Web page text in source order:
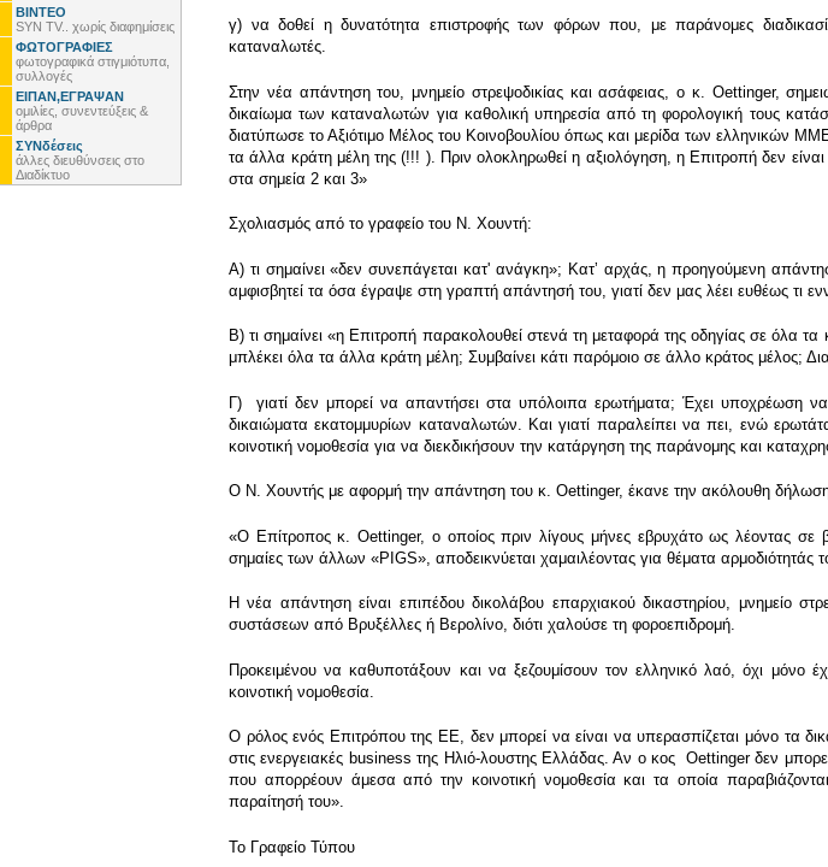
ΒΙΝΤΕΟ
SYN TV.. χωρίς διαφημίσεις
ΦΩΤΟΓΡΑΦΙΕΣ
φωτογραφικά στιγμιότυπα,
συλλογές
ΕΙΠΑΝ,ΕΓΡΑΨΑΝ
ομιλίες, συνεντεύξεις &
άρθρα
ΣΥΝδέσεις
άλλες διευθύνσεις στο
Διαδίκτυο
γ) να δοθεί η δυνατότητα επιστροφής των φόρων που, με παράνομες
καταναλωτές.
Στην νέα απάντηση του, μνημείο στρεψοδικίας και ασάφειας, ο κ. Oettinger,
δικαίωμα των καταναλωτών για καθολική υπηρεσία από τη φορολογική τους
διατύπωσε το Αξιότιμο Μέλος του Κοινοβουλίου όπως και μερίδα των ελληνικών
τα άλλα κράτη μέλη της (!!! ). Πριν ολοκληρωθεί η αξιολόγηση, η Επιτροπή δεν
στα σημεία 2 και 3»
Σχολιασμός από το γραφείο του Ν. Χουντή:
Α) τι σημαίνει «δεν συνεπάγεται κατ' ανάγκη»; Κατʼ αρχάς, η προηγούμενη
αμφισβητεί τα όσα έγραψε στη γραπτή απάντησή του, γιατί δεν μας λέει ευθέως τι
Β) τι σημαίνει «η Επιτροπή παρακολουθεί στενά τη μεταφορά της οδηγίας σε όλα
μπλέκει όλα τα άλλα κράτη μέλη; Συμβαίνει κάτι παρόμοιο σε άλλο κράτος μέλος;
Γ) γιατί δεν μπορεί να απαντήσει στα υπόλοιπα ερωτήματα; Έχει υποχρέωση να
δικαιώματα εκατομμυρίων καταναλωτών. Και γιατί παραλείπει να πει, ενώ
κοινοτική νομοθεσία για να διεκδικήσουν την κατάργηση της παράνομης και
Ο Ν. Χουντής με αφορμή την απάντηση του κ. Oettinger, έκανε την ακόλουθη
«Ο Επίτροπος κ. Oettinger, ο οποίος πριν λίγους μήνες εβρυχάτο ως λέοντας σε
σημαίες των άλλων «PIGS», αποδεικνύεται χαμαιλέοντας για θέματα αρμοδιότητάς
Η νέα απάντηση είναι επιπέδου δικολάβου επαρχιακού δικαστηρίου, μνημείο
συστάσεων από Βρυξέλλες ή Βερολίνο, διότι χαλούσε τη φοροεπιδρομή.
Προκειμένου να καθυποτάξουν και να ξεζουμίσουν τον ελληνικό λαό, όχι
κοινοτική νομοθεσία.
Ο ρόλος ενός Επιτρόπου της ΕΕ, δεν μπορεί να είναι να υπερασπίζεται μόνο τα
στις ενεργειακές business της Ηλιό-λουστης Ελλάδας. Αν ο κος Oettinger δεν
που απορρέουν άμεσα από την κοινοτική νομοθεσία και τα οποία
παραίτησή του».
To Γραφείο Τύπου